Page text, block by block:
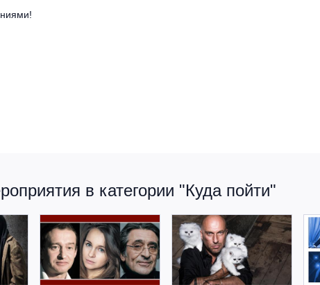
в категории "Куда пойти"